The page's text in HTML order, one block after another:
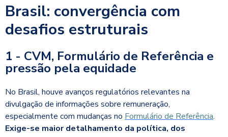
Brasil: convergência com
desafios estruturais
1 - CVM, Formulário de Referência e
pressão pela equidade
No Brasil, houve avanços regulatórios relevantes na
divulgação de informações sobre remuneração,
especialmente com mudanças no Formulário de Referência.
Exige-se maior detalhamento da política, dos